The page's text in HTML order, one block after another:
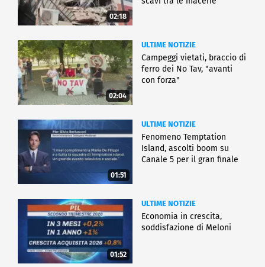
02:18
02:04
ULTIME NOTIZIE
Campeggi vietati, braccio di
ferro dei No Tav, "avanti
con forza"
01:51
ULTIME NOTIZIE
Fenomeno Temptation
Island, ascolti boom su
Canale 5 per il gran finale
01:52
ULTIME NOTIZIE
Economia in crescita,
soddisfazione di Meloni